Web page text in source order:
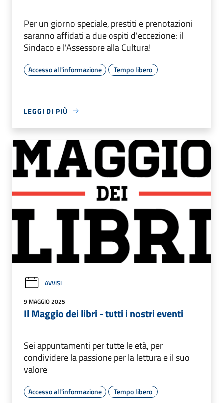
Per un giorno speciale, prestiti e prenotazioni
saranno affidati a due ospiti d'eccezione: il
Sindaco e l'Assessore alla Cultura!
Accesso all'informazione Tempo libero
LEGGI DI PIÙ
AVVISI
9 MAGGIO 2025
Il Maggio dei libri - tutti i nostri eventi
Sei appuntamenti per tutte le età, per
condividere la passione per la lettura e il suo
valore
Accesso all'informazione Tempo libero